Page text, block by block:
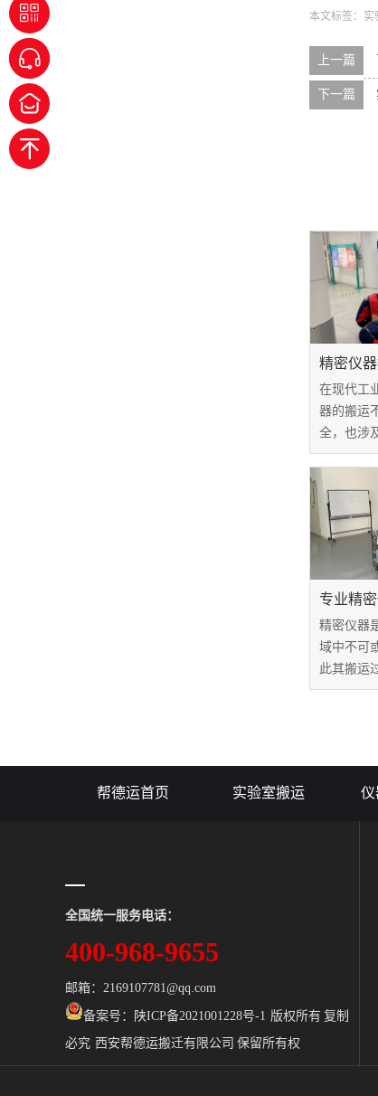
本文标签： 实
上一篇
下一篇
精密仪
在现代工
器的搬运
全，也涉
这些设备
美元，因
务商是至
研究机构
运服务的
专业精
精密仪器
域中不可
此其搬运
搬运可能
帮德运首页 实验室搬运 仪
全国统一服务电话：
400-968-9655
邮箱：2169107781@qq.com
备案号：
陕ICP备2021001228号-1 版权所有 复制
必究 西安帮德运搬迁有限公司 保留所有权